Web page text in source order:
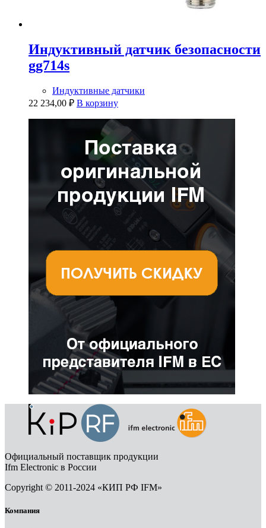
Индуктивный датчик безопасности
gg714s
Индуктивные датчики
22 234,00 ₽ В корзину
Официальный поставщик продукции
Ifm Electronic в России
Copyright © 2011-2024 «КИП РФ IFM»
Компания